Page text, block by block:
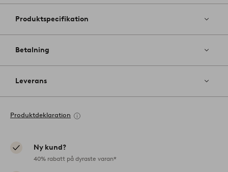
Produktspecifikation
Betalning
Leverans
Produktdeklaration
Ny kund?
40% rabatt på dyraste varan*